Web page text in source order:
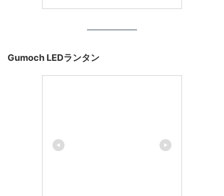
Gumoch LEDランタン